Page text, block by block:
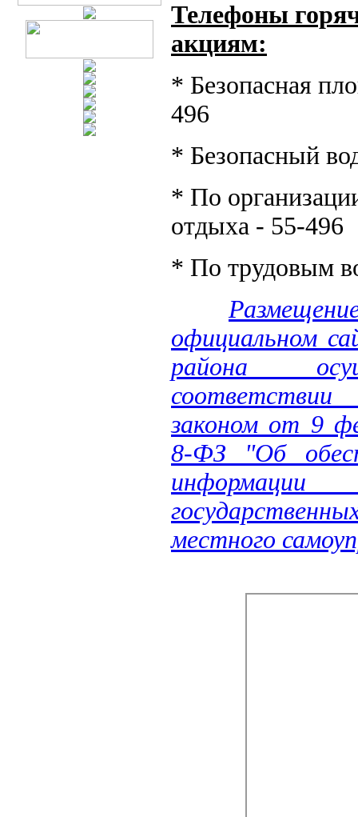
Телефоны
акциям:
* Безопасная
496
* Безопасный
* По
отдыха - 55-496
* По трудовым
официальном
района
законом от 9
8-ФЗ "Об
информации
местного